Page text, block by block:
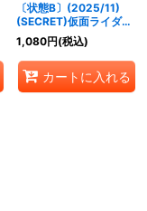
〔状態B〕(2025/11)
(SECRET)仮面ライダー
デルタ[3]【R-SEC】
{CB34-002}《赤》
1,080円(税込)
カートに入れる